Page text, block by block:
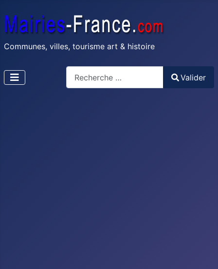
Communes, villes, tourisme art & histoire
Valider